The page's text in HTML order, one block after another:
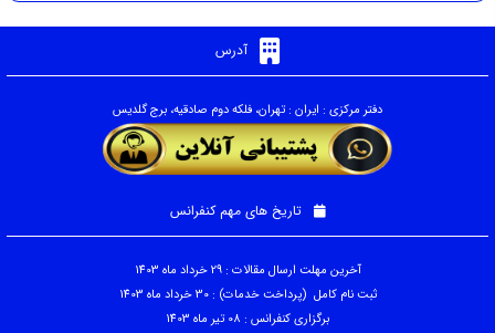
آدرس
دفتر مرکزی : ایران : تهران، فلکه دوم صادقیه، برج گلدیس
تاریخ های مهم کنفرانس
آخرین مهلت ارسال مقالات : 29 خرداد ماه 1403
ثبت نام کامل (پرداخت خدمات) : 30 خرداد ماه 1403
برگزاری کنفرانس : 08 تیر ماه 1403